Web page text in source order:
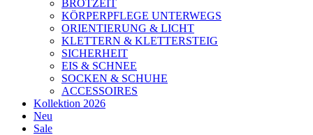
BROTZEIT
KÖRPERPFLEGE UNTERWEGS
ORIENTIERUNG & LICHT
KLETTERN & KLETTERSTEIG
SICHERHEIT
EIS & SCHNEE
SOCKEN & SCHUHE
ACCESSOIRES
Kollektion 2026
Neu
Sale